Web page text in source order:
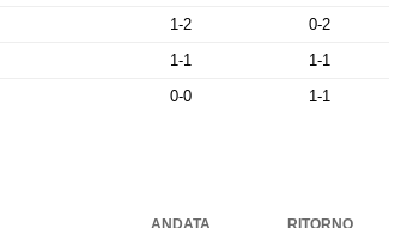
1-2
0-2
1-1
1-1
0-0 1-1
ANDATA RITORNO